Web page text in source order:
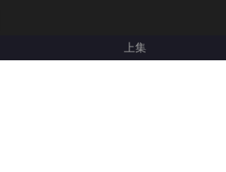
上集